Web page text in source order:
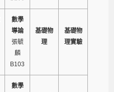
數學
導論
張毓
麟
B103
基礎物
理
基礎物
理實驗
數學